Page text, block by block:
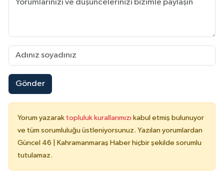
Gönder
Yorum yazarak topluluk kurallarımızı kabul etmiş bulunuyor
ve tüm sorumluluğu üstleniyorsunuz. Yazılan yorumlardan
Güncel 46 | Kahramanmaraş Haber hiçbir şekilde sorumlu
tutulamaz.